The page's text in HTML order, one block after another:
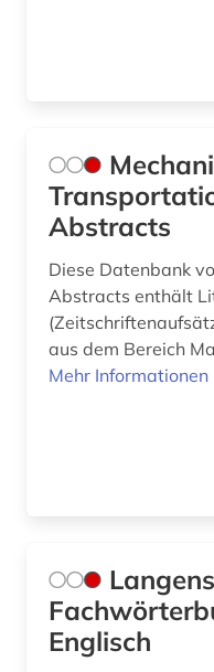
Abstracts
Diese Datenbank
Abstracts enthält
aus dem Bereich
Mehr Informationen
Englisch